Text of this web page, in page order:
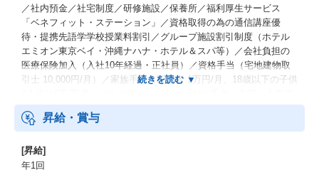
／社内預金／社宅制度／研修施設／保養所／福利厚生サービス
「ベネフィット・ステーション」／資格取得の為の通信講座優
待・提携先語学学校授業料割引／グループ施設割引制度（ホテル
エミオン東京ベイ・沖縄ナハナ・ホテル＆スパ等）／会社負担の
医療保険加入（入社10年経過・正社員）／資格手当（宅地建物取
引士 10,000円/月）／家族手当（配偶者 1万円/月、18歳以下の子供
ライフイベント時子供1人当たり10万円支給）／社内イベント（決
起大会・運動会等）／報奨旅行 ※すべて当社規定による
昇給・賞与
[昇給]
年1回